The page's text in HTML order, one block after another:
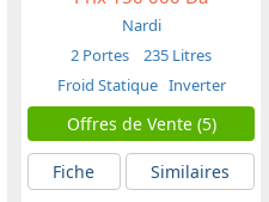
Nardi
2 Portes
235 Litres
Froid Statique Inverter
Offres de Vente (5)
Fiche
Similaires